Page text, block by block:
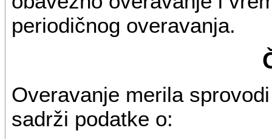
periodičnog overavanja.
Overavanje merila
sadrži podatke o: